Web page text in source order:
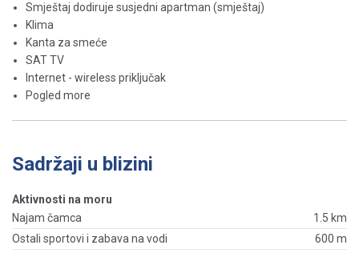
Smještaj dodiruje susjedni apartman (smještaj)
Klima
Kanta za smeće
SAT TV
Internet - wireless priključak
Pogled more
Sadržaji u blizini
Aktivnosti na moru
Najam čamca
1.5 km
Ostali sportovi i zabava na vodi
600 m